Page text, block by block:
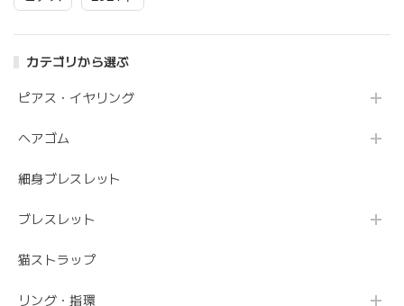
カテゴリから選ぶ
ピアス・イヤリング
ヘアゴム
細身ブレスレット
ブレスレット
猫ストラップ
リング・指環